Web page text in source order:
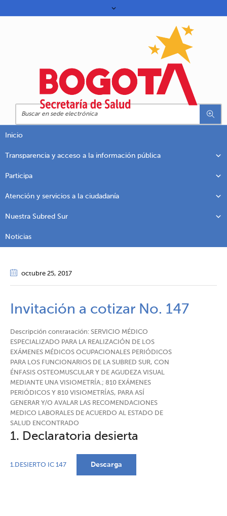
Inicio
Transparencia y acceso a la información pública
Participa
Atención y servicios a la ciudadanía
Nuestra Subred Sur
Noticias
octubre 25, 2017
Invitación a cotizar No. 147
Descripción contratación: SERVICIO MÉDICO
ESPECIALIZADO PARA LA REALIZACIÓN DE LOS
EXÁMENES MÉDICOS OCUPACIONALES PERIÓDICOS
PARA LOS FUNCIONARIOS DE LA SUBRED SUR, CON
ÉNFASIS OSTEOMUSCULAR Y DE AGUDEZA VISUAL
MEDIANTE UNA VISIOMETRÍA.; 810 EXÁMENES
PERIÓDICOS Y 810 VISIOMETRÍAS, PARA ASÍ
GENERAR Y/O AVALAR LAS RECOMENDACIONES
MEDICO LABORALES DE ACUERDO AL ESTADO DE
SALUD ENCONTRADO
1. Declaratoria desierta
1.DESIERTO IC 147 Descarga